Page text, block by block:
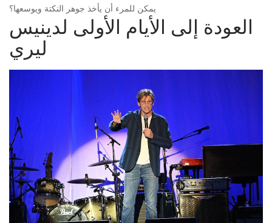
يمكن للمرء أن يأخذ جوهر النكتة ويوسعها؟
العودة إلى الأيام الأولى لدينيس
ليري